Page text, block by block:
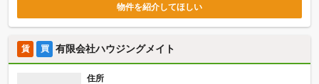
物件を紹介してほしい
賃 買 有限会社ハウジングメイト
住所